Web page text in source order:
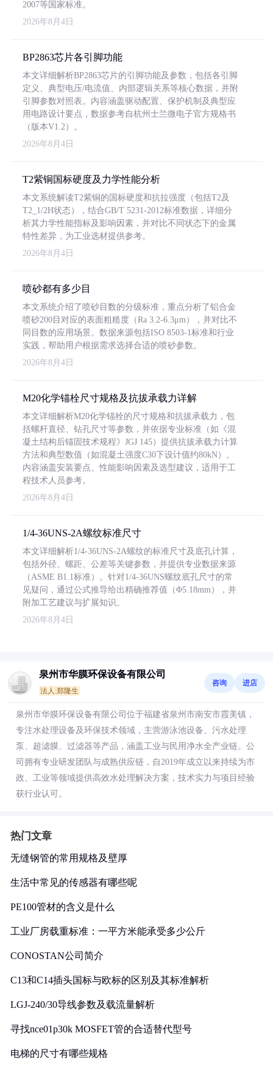
2007等国家标准。
2026年8月4日
BP2863芯片各引脚功能
本文详细解析BP2863芯片的引脚功能及参数，包括各引脚
定义、典型电压/电流值、内部逻辑关系等核心数据，并附
引脚参数对照表。内容涵盖驱动配置、保护机制及典型应
用电路设计要点，数据参考自杭州士兰微电子官方规格书
（版本V1.2）。
2026年8月4日
T2紫铜国标硬度及力学性能分析
本文系统解读T2紫铜的国标硬度和抗拉强度（包括T2及
T2_1/2H状态），结合GB/T 5231-2012标准数据，详细分
析其力学性能指标及影响因素，并对比不同状态下的金属
特性差异，为工业选材提供参考。
2026年8月4日
喷砂都有多少目
本文系统介绍了喷砂目数的分级标准，重点分析了铝合金
喷砂200目对应的表面粗糙度（Ra 3.2-6.3μm），并对比不
同目数的应用场景。数据来源包括ISO 8503-1标准和行业
实践，帮助用户根据需求选择合适的喷砂参数。
2026年8月4日
M20化学锚栓尺寸规格及抗拔承载力详解
本文详细解析M20化学锚栓的尺寸规格和抗拔承载力，包
括螺杆直径、钻孔尺寸等参数，并依据专业标准（如《混
凝土结构后锚固技术规程》JGJ 145）提供抗拔承载力计算
方法和典型数值（如混凝土强度C30下设计值约80kN）。
内容涵盖安装要点、性能影响因素及选型建议，适用于工
程技术人员参考。
2026年8月4日
1/4-36UNS-2A螺纹标准尺寸
本文详细解析1/4-36UNS-2A螺纹的标准尺寸及底孔计算，
包括外径、螺距、公差等关键参数，并提供专业数据来源
（ASME B1.1标准）。针对1/4-36UNS螺纹底孔尺寸的常
见疑问，通过公式推导给出精确推荐值（Φ5.18mm），并
附加工艺建议与扩展知识。
2026年8月4日
泉州市华膜环保设备有限公司
法人:郑隆生
咨询 进店
泉州市华膜环保设备有限公司位于福建省泉州市南安市霞美镇，
专注水处理设备及环保技术领域，主营游泳池设备、污水处理
泵、超滤膜、过滤器等产品，涵盖工业与民用净水全产业链。公
司拥有专业研发团队与成熟供应链，自2019年成立以来持续为市
政、工业等领域提供高效水处理解决方案，技术实力与项目经验
获行业认可。
热门文章
无缝钢管的常用规格及壁厚
生活中常见的传感器有哪些呢
PE100管材的含义是什么
工业厂房载重标准：一平方米能承受多少公斤
CONOSTAN公司简介
C13和C14插头国标与欧标的区别及其标准解析
LGJ-240/30导线参数及载流量解析
寻找nce01p30k MOSFET管的合适替代型号
电梯的尺寸有哪些规格